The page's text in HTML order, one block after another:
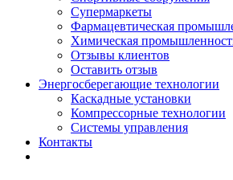
Супермаркеты
Фармацевтическая
Химическая
Отзывы клиентов
Оставить отзыв
Энергосберегающие технологии
Каскадные установки
Компрессорные технологии
Системы управления
Контакты